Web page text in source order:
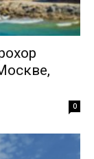
0